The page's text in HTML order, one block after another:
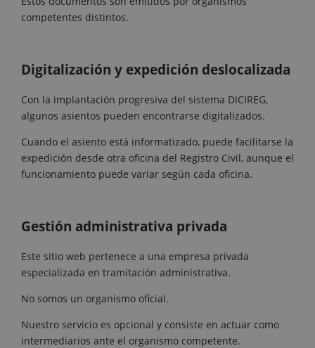
competentes distintos.
Digitalización y expedición deslocalizada
Con la implantación progresiva del sistema DICIREG,
algunos asientos pueden encontrarse digitalizados.
Cuando el asiento está informatizado, puede facilitarse la
expedición desde otra oficina del Registro Civil, aunque el
funcionamiento puede variar según cada oficina.
Gestión administrativa privada
Este sitio web pertenece a una empresa privada
especializada en tramitación administrativa.
No somos un organismo oficial.
Nuestro servicio es opcional y consiste en actuar como
intermediarios ante el organismo competente.